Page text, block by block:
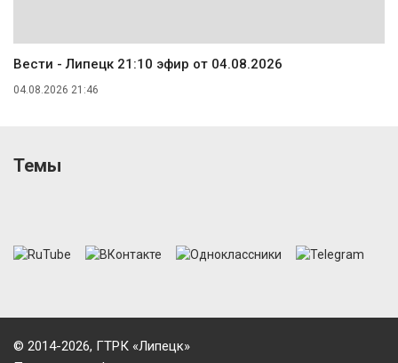
Вести - Липецк 21:10 эфир от 04.08.2026
04.08.2026 21:46
Темы
© 2014-2026, ГТРК «Липецк»